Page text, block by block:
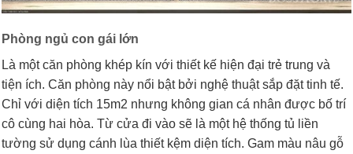
Phòng ngủ con gái lớn
Là một căn phòng khép kín với thiết kế hiện đại trẻ trung và
tiện ích. Căn phòng này nổi bật bởi nghệ thuật sắp đặt tinh tế.
Chỉ với diện tích 15m2 nhưng không gian cá nhân được bố trí
cô cùng hai hòa. Từ cửa đi vào sẽ là một hệ thống tủ liền
tường sử dụng cánh lùa thiết kệm diện tích. Gam màu nâu gỗ